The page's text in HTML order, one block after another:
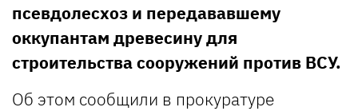
псевдолесхоз и передававшему
оккупантам древесину для
строительства сооружений против ВСУ.
Об этом сообщили в прокуратуре